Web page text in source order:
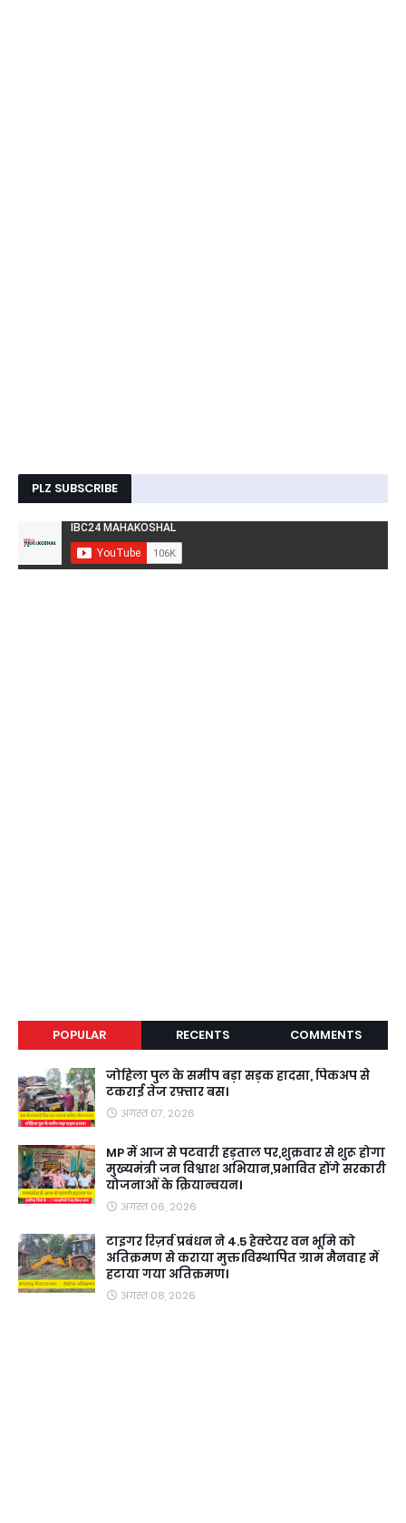
PLZ SUBSCRIBE
POPULAR RECENTS COMMENTS
जोहिला पुल के समीप बड़ा सड़क हादसा, पिकअप से
टकराई तेज रफ़्तार बस।
अगस्त 07, 2026
MP में आज से पटवारी हड़ताल पर,शुक्रवार से शुरू होगा
मुख्यमंत्री जन विश्वाश अभियान,प्रभावित होंगे सरकारी
योजनाओं के क्रियान्वयन।
अगस्त 06, 2026
टाइगर रिज़र्व प्रबंधन ने 4.5 हेक्टेयर वन भूमि को
अतिक्रमण से कराया मुक्त।विस्थापित ग्राम मैनवाह में
हटाया गया अतिक्रमण।
अगस्त 08, 2026